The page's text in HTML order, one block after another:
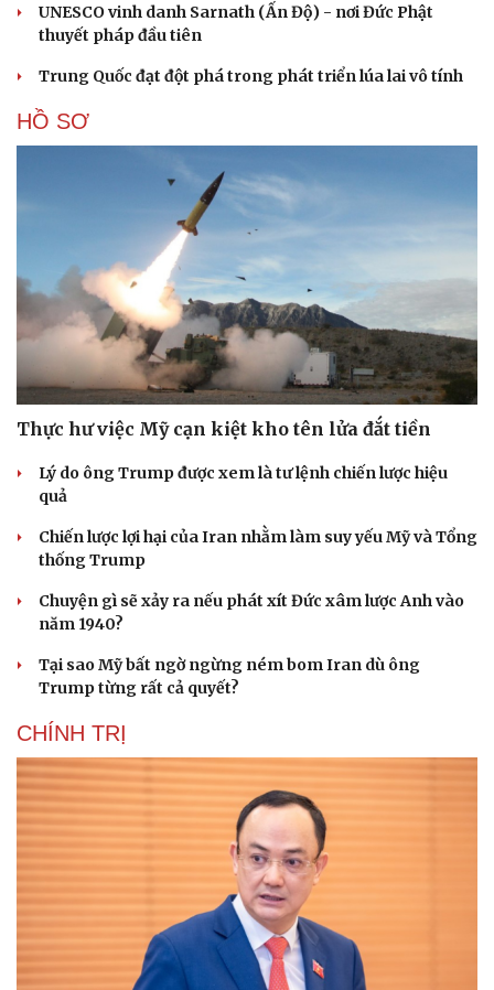
UNESCO vinh danh Sarnath (Ấn Độ) - nơi Đức Phật
thuyết pháp đầu tiên
Trung Quốc đạt đột phá trong phát triển lúa lai vô tính
HỒ SƠ
Thực hư việc Mỹ cạn kiệt kho tên lửa đắt tiền
Lý do ông Trump được xem là tư lệnh chiến lược hiệu
quả
Chiến lược lợi hại của Iran nhằm làm suy yếu Mỹ và Tổng
thống Trump
Chuyện gì sẽ xảy ra nếu phát xít Đức xâm lược Anh vào
năm 1940?
Tại sao Mỹ bất ngờ ngừng ném bom Iran dù ông
Trump từng rất cả quyết?
CHÍNH TRỊ